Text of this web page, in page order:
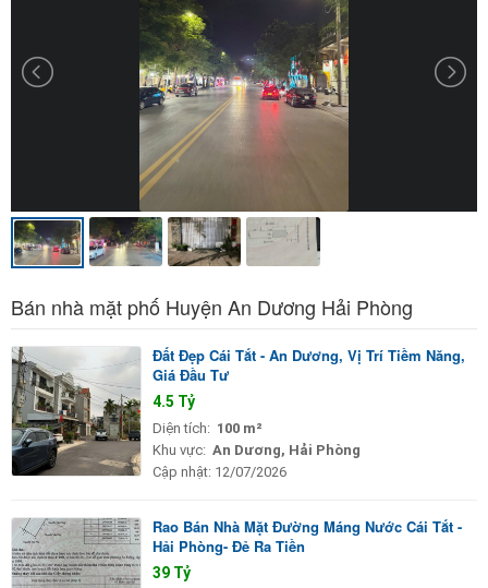
Bán nhà mặt phố Huyện An Dương Hải Phòng
Đất Đẹp Cái Tắt - An Dương, Vị Trí Tiềm Năng,
Giá Đầu Tư
4.5 Tỷ
Diện tích: 100 m²
Khu vực: An Dương, Hải Phòng
Cập nhật: 12/07/2026
Rao Bán Nhà Mặt Đường Máng Nước Cái Tắt -
Hải Phòng- Đẻ Ra Tiền
39 Tỷ